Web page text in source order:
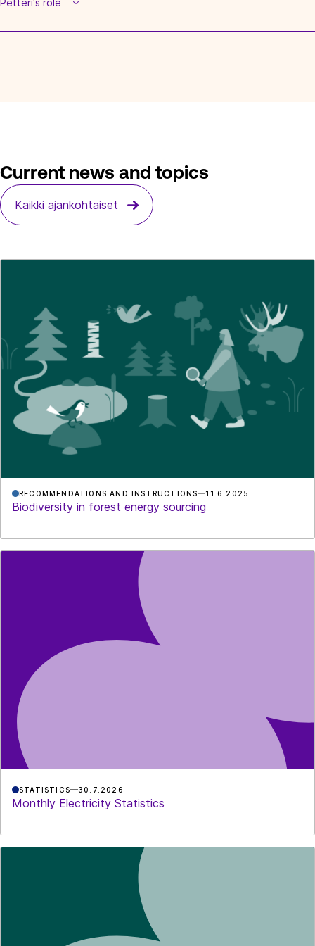
Petteri's role
Current news and topics
Kaikki ajankohtaiset
RECOMMENDATIONS AND INSTRUCTIONS 11.6.2025
Biodiversity in forest energy sourcing
STATISTICS 30.7.2026
Monthly Electricity Statistics